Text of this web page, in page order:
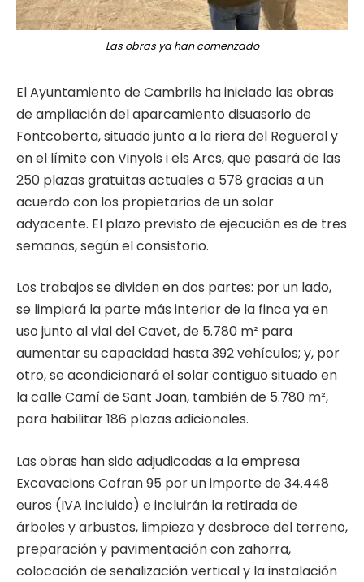
Las obras ya han comenzado
El Ayuntamiento de Cambrils ha iniciado las obras
de ampliación del aparcamiento disuasorio de
Fontcoberta, situado junto a la riera del Regueral y
en el límite con Vinyols i els Arcs, que pasará de las
250 plazas gratuitas actuales a 578 gracias a un
acuerdo con los propietarios de un solar
adyacente. El plazo previsto de ejecución es de tres
semanas, según el consistorio.
Los trabajos se dividen en dos partes: por un lado,
se limpiará la parte más interior de la finca ya en
uso junto al vial del Cavet, de 5.780 m² para
aumentar su capacidad hasta 392 vehículos; y, por
otro, se acondicionará el solar contiguo situado en
la calle Camí de Sant Joan, también de 5.780 m²,
para habilitar 186 plazas adicionales.
Las obras han sido adjudicadas a la empresa
Excavacions Cofran 95 por un importe de 34.448
euros (IVA incluido) e incluirán la retirada de
árboles y arbustos, limpieza y desbroce del terreno,
preparación y pavimentación con zahorra,
colocación de señalización vertical y la instalación